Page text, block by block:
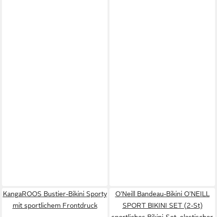
KangaROOS Bustier-Bikini Sporty
mit sportlichem Frontdruck
O'Neill Bandeau-Bikini O'NEILL
SPORT BIKINI SET (2-St)